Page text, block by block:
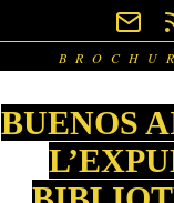
BUENOS